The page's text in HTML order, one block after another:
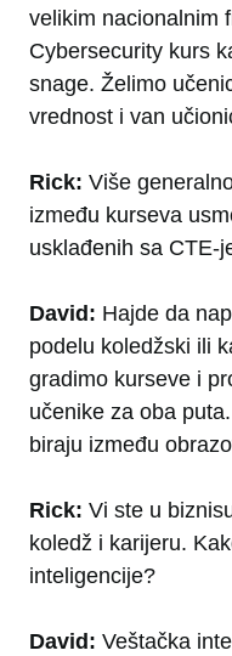
velikim nacionalnim
Cybersecurity kurs
snage. Želimo
vrednost i van
Rick: Više
između kurseva
usklađenih sa CTE-
David: Hajde da
podelu koledžski ili
gradimo kurseve i
učenike za oba
biraju između
Rick: Vi ste u
koledž i karijeru.
inteligencije?
David: Veštačka